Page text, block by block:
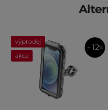
výprodej
akce
- 12%